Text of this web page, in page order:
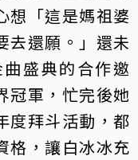
想「這是媽祖婆
去還願。」還未
盛典的合作邀
冠軍，忙完後她
度拜斗活動，都
格，讓白冰冰充